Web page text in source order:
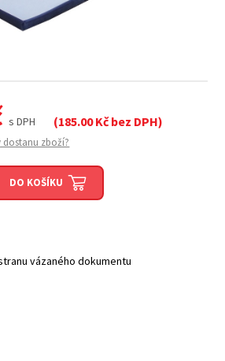
s DPH (185.00Kč bez DPH)
dostanu zboží?
DO KOŠÍKU
vázaného dokumentu